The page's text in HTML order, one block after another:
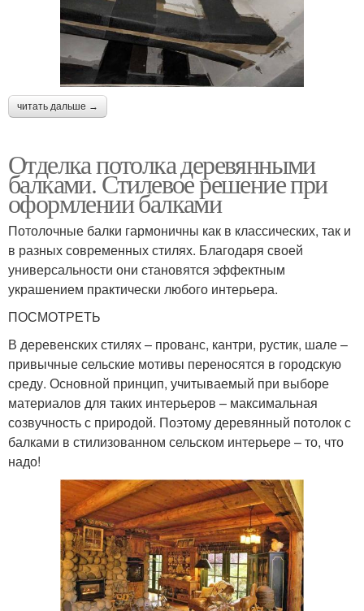
читать дальше →
Отделка потолка деревянными
балками. Стилевое решение при
оформлении балками
Потолочные балки гармоничны как в классических, так и
в разных современных стилях. Благодаря своей
универсальности они становятся эффектным
украшением практически любого интерьера.
ПОСМОТРЕТЬ
В деревенских стилях – прованс, кантри, рустик, шале –
привычные сельские мотивы переносятся в городскую
среду. Основной принцип, учитываемый при выборе
материалов для таких интерьеров – максимальная
созвучность с природой. Поэтому деревянный потолок с
балками в стилизованном сельском интерьере – то, что
надо!